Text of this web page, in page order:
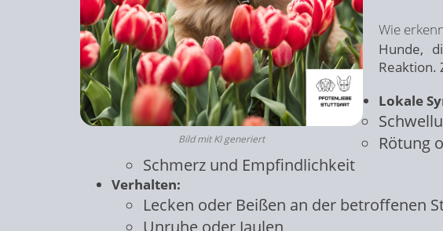
Bild mit KI generiert
Wie
Hunde,
Reaktion.
Lokale
Rötung
Schmerz und Empfindlichkeit
Verhalten:
Lecken oder Beißen an der betroffenen
Unruhe oder Jaulen